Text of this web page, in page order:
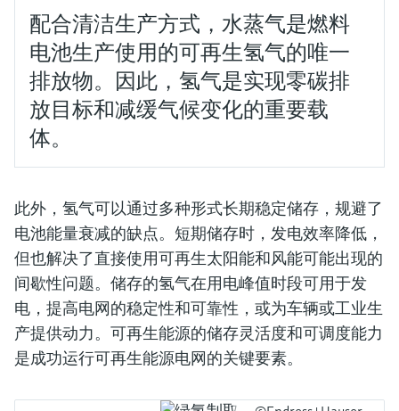
配合清洁生产方式，水蒸气是燃料
电池生产使用的可再生氢气的唯一
排放物。因此，氢气是实现零碳排
放目标和减缓气候变化的重要载
体。
此外，氢气可以通过多种形式长期稳定储存，规避了
电池能量衰减的缺点。短期储存时，发电效率降低，
但也解决了直接使用可再生太阳能和风能可能出现的
间歇性问题。储存的氢气在用电峰值时段可用于发
电，提高电网的稳定性和可靠性，或为车辆或工业生
产提供动力。可再生能源的储存灵活度和可调度能力
是成功运行可再生能源电网的关键要素。